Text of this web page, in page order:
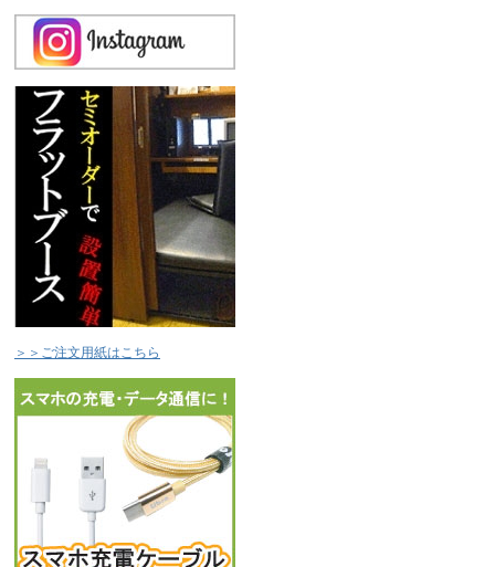
＞＞ご注文用紙はこちら